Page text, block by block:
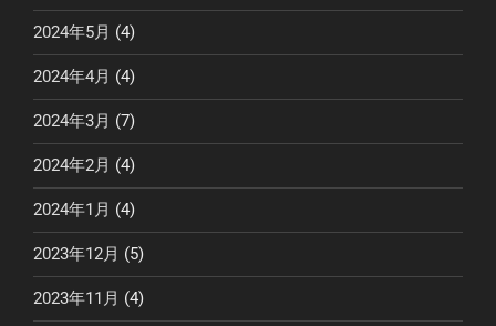
2024年5月 (4)
2024年4月 (4)
2024年3月 (7)
2024年2月 (4)
2024年1月 (4)
2023年12月 (5)
2023年11月 (4)